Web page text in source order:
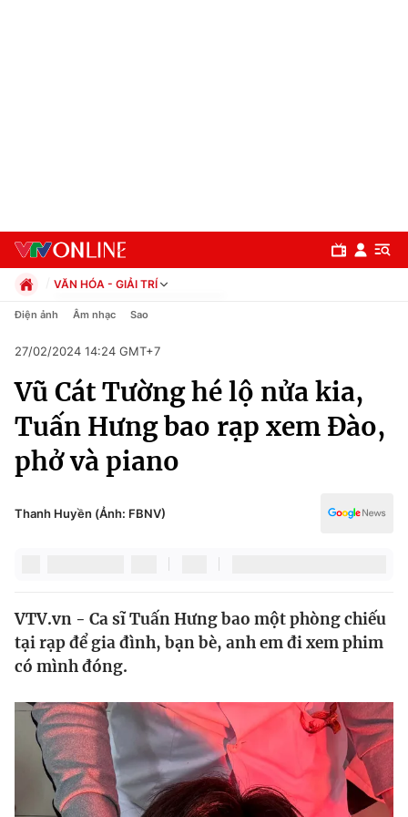
Chuyên mục
Chính trị
Xã hội
Pháp luật
Thế giới
Tin tức
Thế giới đó đây
Câu chuyện quốc tế
Kinh tế
Tài chính
Thị trường
Góc doanh nghiệp
Dữ liệu và đời sống
Truyền hình
VĂN HÓA - GIẢI TRÍ
Chính trị
Pháp luật
Kinh tế
Thể thao
Truyền hình
Văn hóa - Giải trí
Công nghệ
Điện ảnh Âm nhạc Sao
27/02/2024 14:24 GMT+7
Vũ Cát Tường hé lộ nửa kia,
Tuấn Hưng bao rạp xem Đào,
phở và piano
Thanh Huyền (Ảnh: FBNV)
VTV.vn - Ca sĩ Tuấn Hưng bao một phòng chiếu
tại rạp để gia đình, bạn bè, anh em đi xem phim
có mình đóng.